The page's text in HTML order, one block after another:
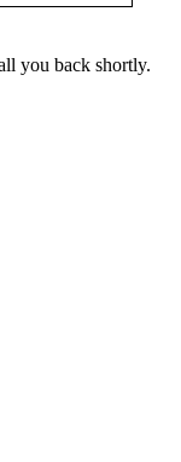
you back shortly.